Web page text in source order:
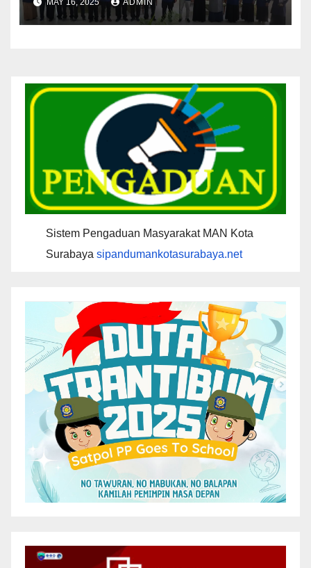
Sistem Pengaduan Masyarakat MAN Kota
Surabayasipandumankotasurabaya.net